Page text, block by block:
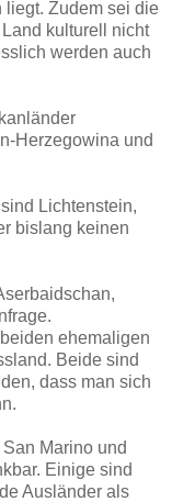
liegt. Zudem sei die
kulturell nicht
werden auch
Herzegowina und
Lichtenstein,
bislang keinen
ehemaligen
Beide sind
dass man sich
Marino und
Einige sind
Ausländer als